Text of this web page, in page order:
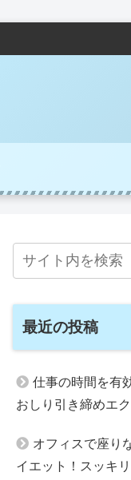
最近の投稿
仕事の時間を有
おしり引き締めエ
オフィスで座り
イエット！スッキ